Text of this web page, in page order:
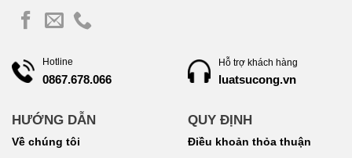
Hotline
0867.678.066
HƯỚNG DẪN
Về chúng tôi
Hỗ trợ khách hàng
luatsucong.vn
QUY ĐỊNH
Điều khoản thỏa thuận